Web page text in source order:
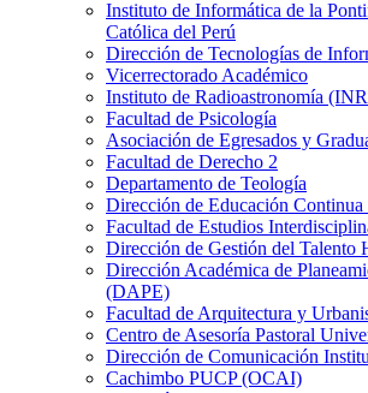
Instituto de Informática de la
Católica del Perú
Dirección de Tecnologías de
Vicerrectorado Académico
Instituto de Radioastronomía
Facultad de Psicología
Asociación de Egresados y
Facultad de Derecho 2
Departamento de Teología
Dirección de Educación
Facultad de Estudios
Dirección de Gestión del Talento
Dirección Académica de
(DAPE)
Facultad de Arquitectura y
Centro de Asesoría Pastoral
Dirección de Comunicación
Cachimbo PUCP (OCAI)